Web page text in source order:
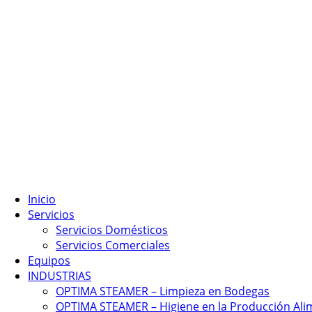
Inicio
Servicios
Servicios Domésticos
Servicios Comerciales
Equipos
INDUSTRIAS
OPTIMA STEAMER – Limpieza en Bodegas
OPTIMA STEAMER – Higiene en la Producción